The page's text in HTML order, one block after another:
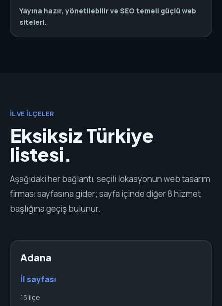
Yayına hazır, yönetilebilir ve SEO temeli güçlü web
siteleri.
İL VE İLÇELER
Eksiksiz Türkiye
listesi.
Aşağıdaki her bağlantı, seçili lokasyonun web tasarım
firması sayfasına gider; sayfa içinde diğer 8 hizmet
başlığına geçiş bulunur.
Adana
İl sayfası
15 ilçe